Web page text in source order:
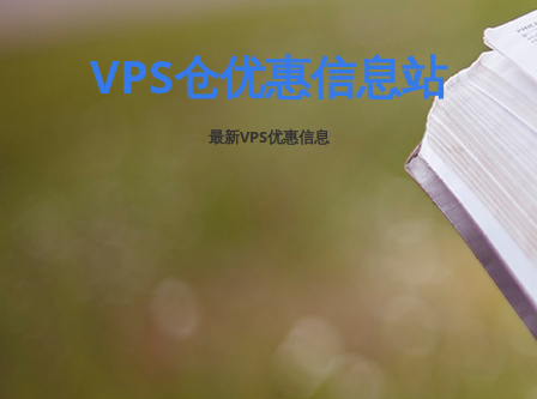
VPS仓优惠信息站
最新VPS优惠信息